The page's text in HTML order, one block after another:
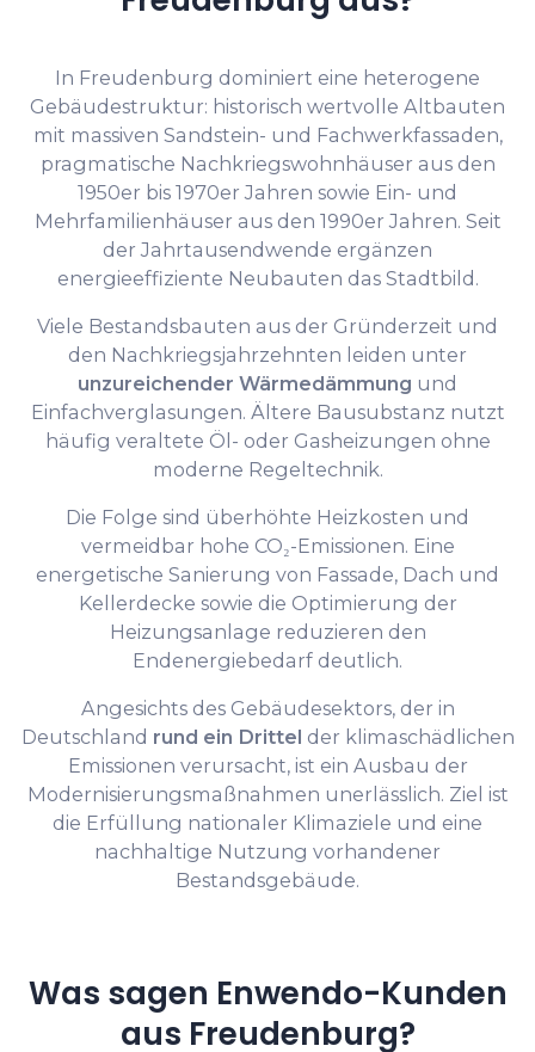
In Freudenburg dominiert eine heterogene
Gebäudestruktur: historisch wertvolle Altbauten
mit massiven Sandstein- und Fachwerkfassaden,
pragmatische Nachkriegswohnhäuser aus den
1950er bis 1970er Jahren sowie Ein- und
Mehrfamilienhäuser aus den 1990er Jahren. Seit
der Jahrtausendwende ergänzen
energieeffiziente Neubauten das Stadtbild.
Viele Bestandsbauten aus der Gründerzeit und
den Nachkriegsjahrzehnten leiden unter
unzureichender Wärmedämmung und
Einfachverglasungen. Ältere Bausubstanz nutzt
häufig veraltete Öl- oder Gasheizungen ohne
moderne Regeltechnik.
Die Folge sind überhöhte Heizkosten und
vermeidbar hohe CO₂-Emissionen. Eine
energetische Sanierung von Fassade, Dach und
Kellerdecke sowie die Optimierung der
Heizungsanlage reduzieren den
Endenergiebedarf deutlich.
Angesichts des Gebäudesektors, der in
Deutschland rund ein Drittel der klimaschädlichen
Emissionen verursacht, ist ein Ausbau der
Modernisierungsmaßnahmen unerlässlich. Ziel ist
die Erfüllung nationaler Klimaziele und eine
nachhaltige Nutzung vorhandener
Bestandsgebäude.
Was sagen Enwendo-Kunden
aus Freudenburg?